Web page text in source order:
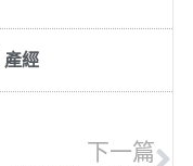
產經
下一篇